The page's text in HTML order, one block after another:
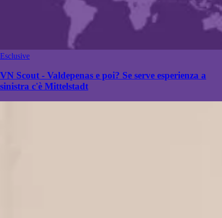
Esclusive
VN Scout - Valdepenas e poi? Se serve esperienza a
sinistra c'è Mittelstadt